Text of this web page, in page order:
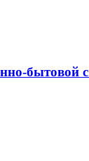
бытовой